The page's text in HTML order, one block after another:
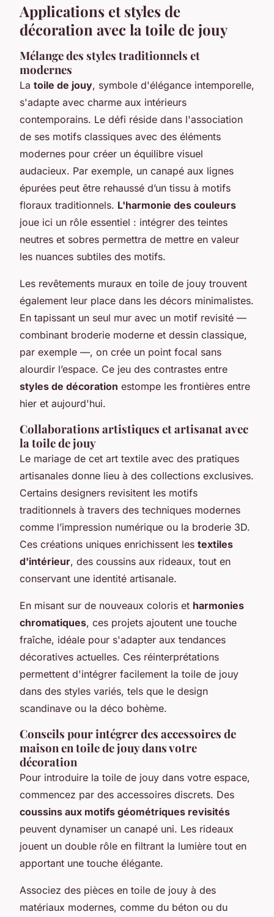
Applications et styles de
décoration avec la toile de jouy
Mélange des styles traditionnels et
modernes
La toile de jouy, symbole d'élégance intemporelle,
s'adapte avec charme aux intérieurs
contemporains. Le défi réside dans l'association
de ses motifs classiques avec des éléments
modernes pour créer un équilibre visuel
audacieux. Par exemple, un canapé aux lignes
épurées peut être rehaussé d’un tissu à motifs
floraux traditionnels. L'harmonie des couleurs
joue ici un rôle essentiel : intégrer des teintes
neutres et sobres permettra de mettre en valeur
les nuances subtiles des motifs.
Les revêtements muraux en toile de jouy trouvent
également leur place dans les décors minimalistes.
En tapissant un seul mur avec un motif revisité —
combinant broderie moderne et dessin classique,
par exemple —, on crée un point focal sans
alourdir l’espace. Ce jeu des contrastes entre
styles de décoration estompe les frontières entre
hier et aujourd'hui.
Collaborations artistiques et artisanat avec
la toile de jouy
Le mariage de cet art textile avec des pratiques
artisanales donne lieu à des collections exclusives.
Certains designers revisitent les motifs
traditionnels à travers des techniques modernes
comme l’impression numérique ou la broderie 3D.
Ces créations uniques enrichissent les textiles
d'intérieur, des coussins aux rideaux, tout en
conservant une identité artisanale.
En misant sur de nouveaux coloris et harmonies
chromatiques, ces projets ajoutent une touche
fraîche, idéale pour s'adapter aux tendances
décoratives actuelles. Ces réinterprétations
permettent d'intégrer facilement la toile de jouy
dans des styles variés, tels que le design
scandinave ou la déco bohème.
Conseils pour intégrer des accessoires de
maison en toile de jouy dans votre
décoration
Pour introduire la toile de jouy dans votre espace,
commencez par des accessoires discrets. Des
coussins aux motifs géométriques revisités
peuvent dynamiser un canapé uni. Les rideaux
jouent un double rôle en filtrant la lumière tout en
apportant une touche élégante.
Associez des pièces en toile de jouy à des
matériaux modernes, comme du béton ou du